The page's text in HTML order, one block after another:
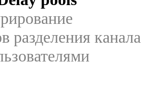
разделения канала